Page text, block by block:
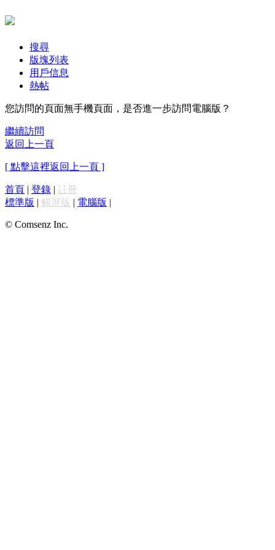
搜尋
版塊列表
用戶信息
熱帖
您訪問的頁面無手機頁面，是否進一步訪問電腦版？
繼續訪問
返回上一頁
[ 點擊這裡返回上一頁 ]
首頁 | 登錄 | 註冊
標準版 | 觸屏版 | 電腦版 |
© Comsenz Inc.